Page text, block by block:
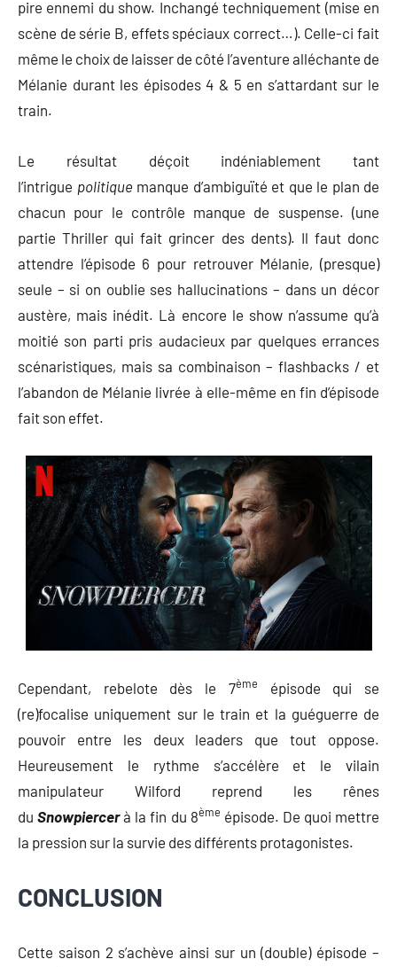
pire ennemi du show. Inchangé techniquement (mise en
scène de série B, effets spéciaux correct…). Celle-ci fait
même le choix de laisser de côté l’aventure alléchante de
Mélanie durant les épisodes 4 & 5 en s’attardant sur le
train.
Le résultat déçoit indéniablement tant
l’intrigue politique manque d’ambiguïté et que le plan de
chacun pour le contrôle manque de suspense. (une
partie Thriller qui fait grincer des dents). Il faut donc
attendre l’épisode 6 pour retrouver Mélanie, (presque)
seule – si on oublie ses hallucinations – dans un décor
austère, mais inédit. Là encore le show n’assume qu’à
moitié son parti pris audacieux par quelques errances
scénaristiques, mais sa combinaison – flashbacks / et
l’abandon de Mélanie livrée à elle-même en fin d’épisode
fait son effet.
Cependant, rebelote dès le 7ème
épisode qui se
(re)focalise uniquement sur le train et la guéguerre de
pouvoir entre les deux leaders que tout oppose.
Heureusement le rythme s’accélère et le vilain
manipulateur Wilford reprend les rênes
duSnowpiercerà la fin du 8ème épisode. De quoi mettre
la pression sur la survie des différents protagonistes.
CONCLUSION
Cette saison 2 s’achève ainsi sur un (double) épisode –